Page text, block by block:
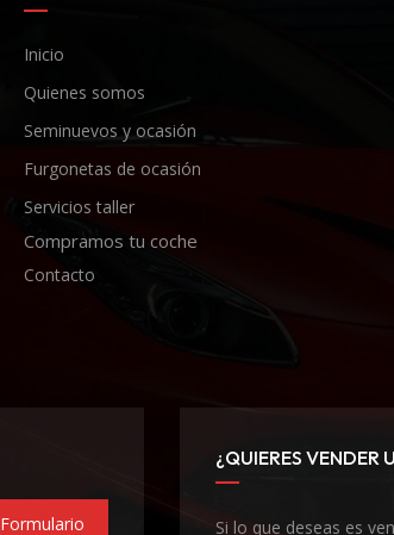
Inicio
Quienes somos
Seminuevos y ocasión
Furgonetas de ocasión
Servicios taller
Compramos tu coche
Contacto
Formulario
¿QUIERES VENDER
Si lo que deseas es